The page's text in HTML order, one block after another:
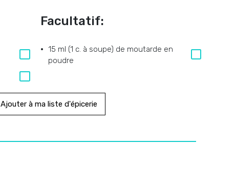
Facultatif:
15 ml (1 c. à soupe) de moutarde en
poudre
Ajouter à ma liste d'épicerie